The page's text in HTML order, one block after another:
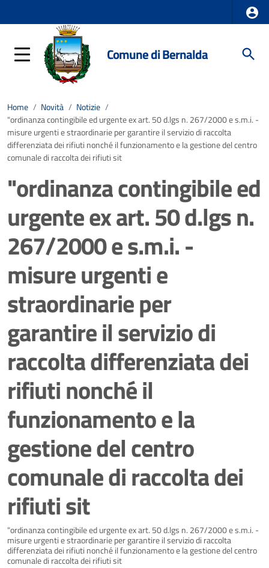
Comune di Bernalda
Home / Novità / Notizie /
"ordinanza contingibile ed urgente ex art. 50 d.lgs n. 267/2000 e s.m.i. -
misure urgenti e straordinarie per garantire il servizio di raccolta
differenziata dei rifiuti nonché il funzionamento e la gestione del centro
comunale di raccolta dei rifiuti sit
"ordinanza contingibile ed
urgente ex art. 50 d.lgs n.
267/2000 e s.m.i. -
misure urgenti e
straordinarie per
garantire il servizio di
raccolta differenziata dei
rifiuti nonché il
funzionamento e la
gestione del centro
comunale di raccolta dei
rifiuti sit
Dettagli della notizia
"ordinanza contingibile ed urgente ex art. 50 d.lgs n. 267/2000 e s.m.i. -
misure urgenti e straordinarie per garantire il servizio di raccolta
differenziata dei rifiuti nonché il funzionamento e la gestione del centro
comunale di raccolta dei rifiuti sit